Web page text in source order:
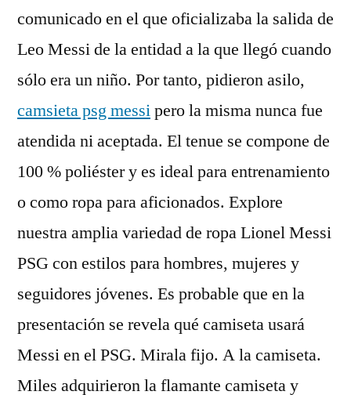
comunicado en el que oficializaba la salida de
Leo Messi de la entidad a la que llegó cuando
sólo era un niño. Por tanto, pidieron asilo,
camsieta psg messipero la misma nunca fue
atendida ni aceptada. El tenue se compone de
100 % poliéster y es ideal para entrenamiento
o como ropa para aficionados. Explore
nuestra amplia variedad de ropa Lionel Messi
PSG con estilos para hombres, mujeres y
seguidores jóvenes. Es probable que en la
presentación se revela qué camiseta usará
Messi en el PSG. Mirala fijo. A la camiseta.
Miles adquirieron la flamante camiseta y